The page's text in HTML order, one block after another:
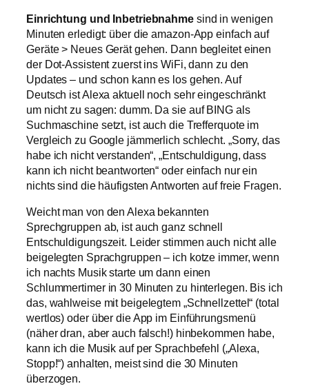
Einrichtung und Inbetriebnahme sind in wenigen
Minuten erledigt: über die amazon-App einfach auf
Geräte > Neues Gerät gehen. Dann begleitet einen
der Dot-Assistent zuerst ins WiFi, dann zu den
Updates – und schon kann es los gehen. Auf
Deutsch ist Alexa aktuell noch sehr eingeschränkt
um nicht zu sagen: dumm. Da sie auf BING als
Suchmaschine setzt, ist auch die Trefferquote im
Vergleich zu Google jämmerlich schlecht. „Sorry, das
habe ich nicht verstanden“, „Entschuldigung, dass
kann ich nicht beantworten“ oder einfach nur ein
nichts sind die häufigsten Antworten auf freie Fragen.
Weicht man von den Alexa bekannten
Sprechgruppen ab, ist auch ganz schnell
Entschuldigungszeit. Leider stimmen auch nicht alle
beigelegten Sprachgruppen – ich kotze immer, wenn
ich nachts Musik starte um dann einen
Schlummertimer in 30 Minuten zu hinterlegen. Bis ich
das, wahlweise mit beigelegtem „Schnellzettel“ (total
wertlos) oder über die App im Einführungsmenü
(näher dran, aber auch falsch!) hinbekommen habe,
kann ich die Musik auf per Sprachbefehl („Alexa,
Stopp!“) anhalten, meist sind die 30 Minuten
überzogen.